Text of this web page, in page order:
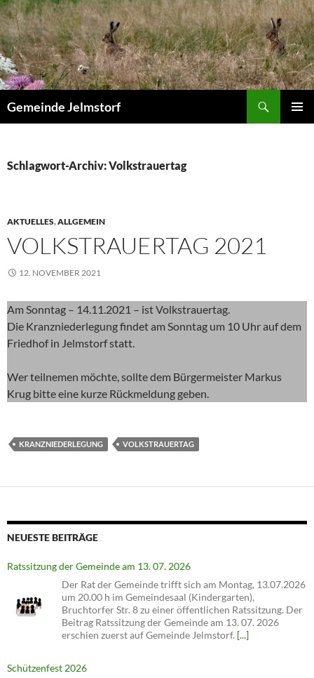
Zum
Inhalt
springen
Gemeinde Jelmstorf
Schlagwort-Archiv: Volkstrauertag
AKTUELLES,ALLGEMEIN
VOLKSTRAUERTAG 2021
12. NOVEMBER 2021
Am Sonntag – 14.11.2021 – ist Volkstrauertag.
Die Kranzniederlegung findet am Sonntag um 10 Uhr auf dem
Friedhof in Jelmstorf statt.
Wer teilnemen möchte, sollte dem Bürgermeister Markus
Krug bitte eine kurze Rückmeldung geben.
KRANZNIEDERLEGUNG VOLKSTRAUERTAG
NEUESTE BEITRÄGE
Ratssitzung der Gemeinde am 13. 07. 2026
Der Rat der Gemeinde trifft sich am Montag, 13.07.2026
um 20.00 h im Gemeindesaal (Kindergarten),
Bruchtorfer Str. 8 zu einer öffentlichen Ratssitzung. Der
Beitrag Ratssitzung der Gemeinde am 13. 07. 2026
erschien zuerst auf Gemeinde Jelmstorf. [...]
Schützenfest 2026